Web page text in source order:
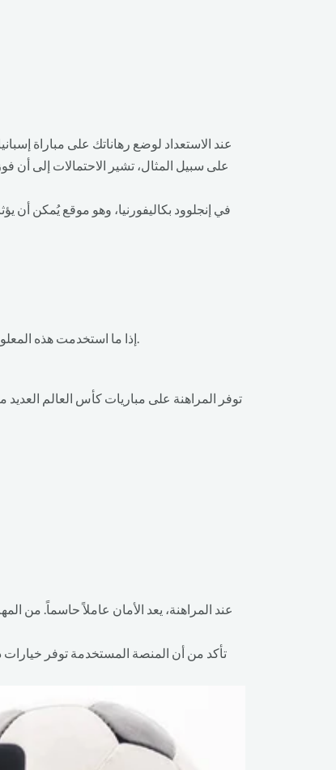
عند الاستعداد لوضع رهاناتك على مباراة
إذا ما استخدمت هذه المعلومات في وضع رهاناتك، ستزيد فرصك في تحقيق الفوز. يعد تحليل البيانات والإحصاءات أساسياً لتحسين احتمالات نجاحك في المراهنة.
توفر المراهنة على مباريات كأس العالم العديد
تأكد من أن المنصة المستخدمة توفر